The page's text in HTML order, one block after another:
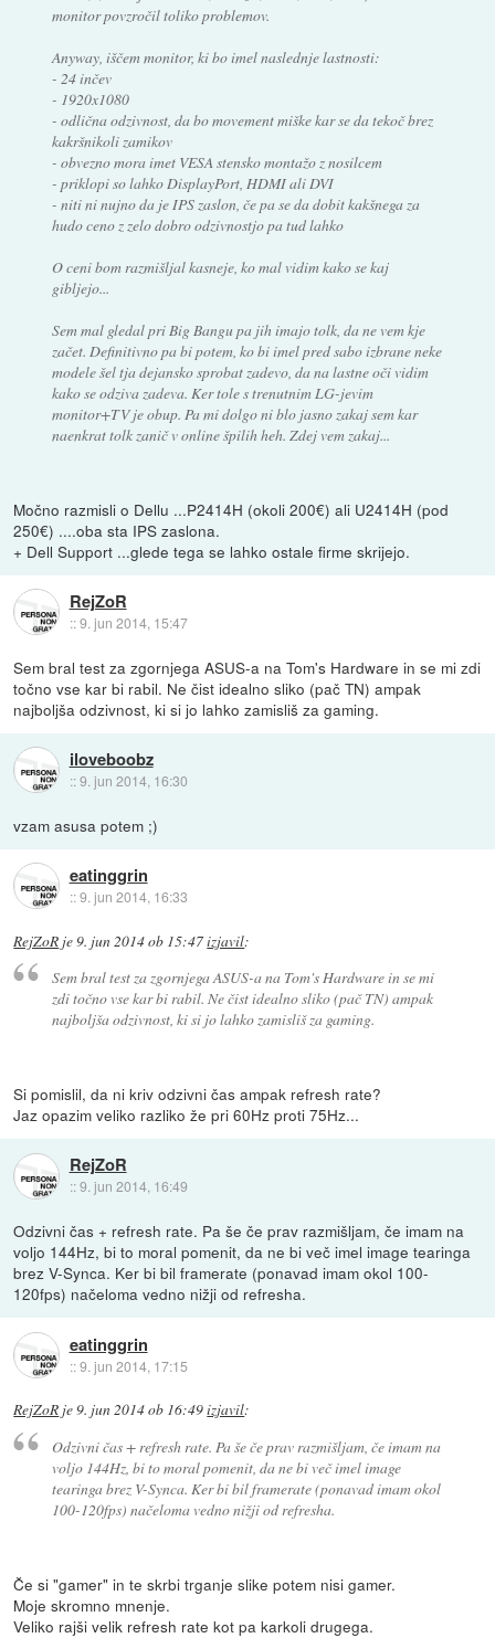
monitor povzročil toliko problemov.
Anyway, iščem monitor, ki bo imel naslednje lastnosti:
- 24 inčev
- 1920x1080
- odlična odzivnost, da bo movement miške kar se da tekoč brez
kakršnikoli zamikov
- obvezno mora imet VESA stensko montažo z nosilcem
- priklopi so lahko DisplayPort, HDMI ali DVI
- niti ni nujno da je IPS zaslon, če pa se da dobit kakšnega za
hudo ceno z zelo dobro odzivnostjo pa tud lahko
O ceni bom razmišljal kasneje, ko mal vidim kako se kaj
gibljejo...
Sem mal gledal pri Big Bangu pa jih imajo tolk, da ne vem kje
začet. Definitivno pa bi potem, ko bi imel pred sabo izbrane neke
modele šel tja dejansko sprobat zadevo, da na lastne oči vidim
kako se odziva zadeva. Ker tole s trenutnim LG-jevim
monitor+TV je obup. Pa mi dolgo ni blo jasno zakaj sem kar
naenkrat tolk zanič v online špilih heh. Zdej vem zakaj...
Močno razmisli o Dellu ...P2414H (okoli 200€) ali U2414H (pod
250€) ....oba sta IPS zaslona.
+ Dell Support ...glede tega se lahko ostale firme skrijejo.
RejZoR
::9. jun 2014, 15:47
Sem bral test za zgornjega ASUS-a na Tom's Hardware in se mi zdi
točno vse kar bi rabil. Ne čist idealno sliko (pač TN) ampak
najboljša odzivnost, ki si jo lahko zamisliš za gaming.
iloveboobz
::9. jun 2014, 16:30
vzam asusa potem ;)
eatinggrin
::9. jun 2014, 16:33
RejZoR je9. jun 2014 ob 15:47izjavil:
Sem bral test za zgornjega ASUS-a na Tom's Hardware in se mi
zdi točno vse kar bi rabil. Ne čist idealno sliko (pač TN) ampak
najboljša odzivnost, ki si jo lahko zamisliš za gaming.
Si pomislil, da ni kriv odzivni čas ampak refresh rate?
Jaz opazim veliko razliko že pri 60Hz proti 75Hz...
RejZoR
::9. jun 2014, 16:49
Odzivni čas + refresh rate. Pa še če prav razmišljam, če imam na
voljo 144Hz, bi to moral pomenit, da ne bi več imel image tearinga
brez V-Synca. Ker bi bil framerate (ponavad imam okol 100-
120fps) načeloma vedno nižji od refresha.
eatinggrin
::9. jun 2014, 17:15
RejZoR je9. jun 2014 ob 16:49izjavil:
Odzivni čas + refresh rate. Pa še če prav razmišljam, če imam na
voljo 144Hz, bi to moral pomenit, da ne bi več imel image
tearinga brez V-Synca. Ker bi bil framerate (ponavad imam okol
100-120fps) načeloma vedno nižji od refresha.
Če si "gamer" in te skrbi trganje slike potem nisi gamer.
Moje skromno mnenje.
Veliko rajši velik refresh rate kot pa karkoli drugega.